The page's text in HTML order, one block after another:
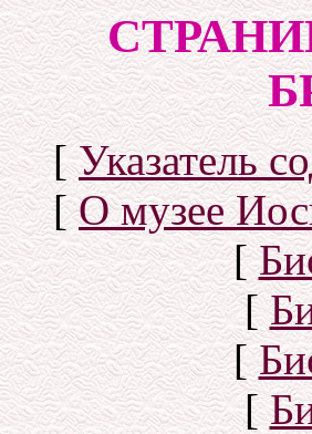
[Указатель
[О музее
[
[
[
[